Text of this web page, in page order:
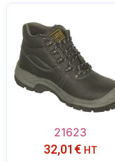
21623
32,01 € HT